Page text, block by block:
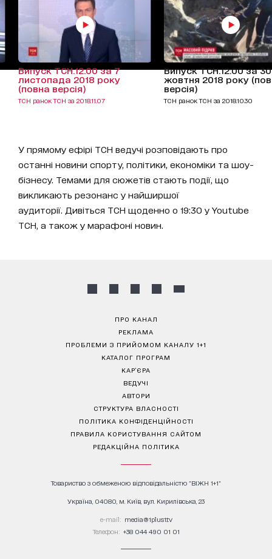
Випуск ТСН.12:00 за 7
листопада 2018 року
(повна версія)
ТСН ранок ТСН за 2018.11.07
Випуск ТСН.12:00 за 30
жовтня 2018 року
версія)
ТСН ранок ТСН за 2018.10.30
У прямому ефірі ТСН ведучі розповідають про
останні новини спорту, політики, економіки та шоу-
бізнесу. Темами для сюжетів стають події, що
викликають резонанс у найширшої
аудиторії. Дивіться ТСН щоденно о 19:30 у Youtube
ТСН, а також у марафоні новин.
ПРО КАНАЛ
РЕКЛАМА
ПРОБЛЕМИ З ПРИЙОМОМ КАНАЛУ 1+1
КАТАЛОГ ПРОГРАМ
КАР’ЄРА
ВЕДУЧІ
АВТОРИ
СТРУКТУРА ВЛАСНОСТІ
ПОЛІТИКА КОНФІДЕНЦІЙНОСТІ
ПРАВИЛА КОРИСТУВАННЯ САЙТОМ
РЕДАКЦІЙНА ПОЛІТИКА
Товариство з обмеженою відповідальністю "ВІЖН 1+1"
Україна, 04080, м. Київ, вул. Кирилівська, 23
е-mail: media@1plus1.tv
Телефон: +38 044 490 01 01